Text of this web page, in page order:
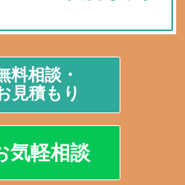
料相談・
見積もり
気軽相談